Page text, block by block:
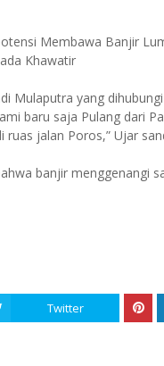
Membawa Banjir
Khawatir
Mulaputra yang
baru saja Pulang dari
ruas jalan Poros,” Ujar
banjir menggenangi
Twitter